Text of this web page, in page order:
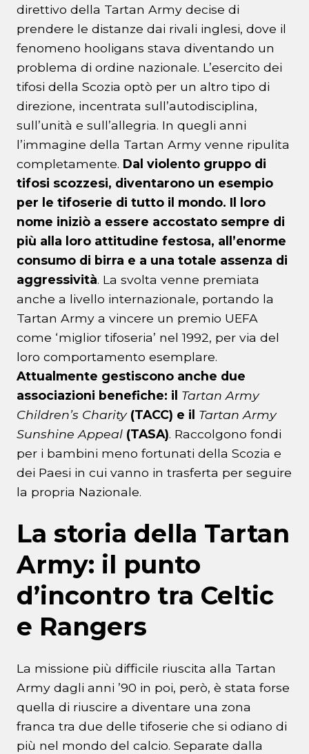
direttivo della Tartan Army decise di
prendere le distanze dai rivali inglesi, dove il
fenomeno hooligans stava diventando un
problema di ordine nazionale. L’esercito dei
tifosi della Scozia optò per un altro tipo di
direzione, incentrata sull’autodisciplina,
sull’unità e sull’allegria. In quegli anni
l’immagine della Tartan Army venne ripulita
completamente. Dal violento gruppo di
tifosi scozzesi, diventarono un esempio
per le tifoserie di tutto il mondo. Il loro
nome iniziò a essere accostato sempre di
più alla loro attitudine festosa, all’enorme
consumo di birra e a una totale assenza di
aggressività. La svolta venne premiata
anche a livello internazionale, portando la
Tartan Army a vincere un premio UEFA
come ‘miglior tifoseria’ nel 1992, per via del
loro comportamento esemplare.
Attualmente gestiscono anche due
associazioni benefiche: il Tartan Army
Children’s Charity(TACC) e il Tartan Army
Sunshine Appeal (TASA). Raccolgono fondi
per i bambini meno fortunati della Scozia e
dei Paesi in cui vanno in trasferta per seguire
la propria Nazionale.
La storia della Tartan
Army: il punto
d’incontro tra Celtic
e Rangers
La missione più difficile riuscita alla Tartan
Army dagli anni ’90 in poi, però, è stata forse
quella di riuscire a diventare una zona
franca tra due delle tifoserie che si odiano di
più nel mondo del calcio. Separate dalla